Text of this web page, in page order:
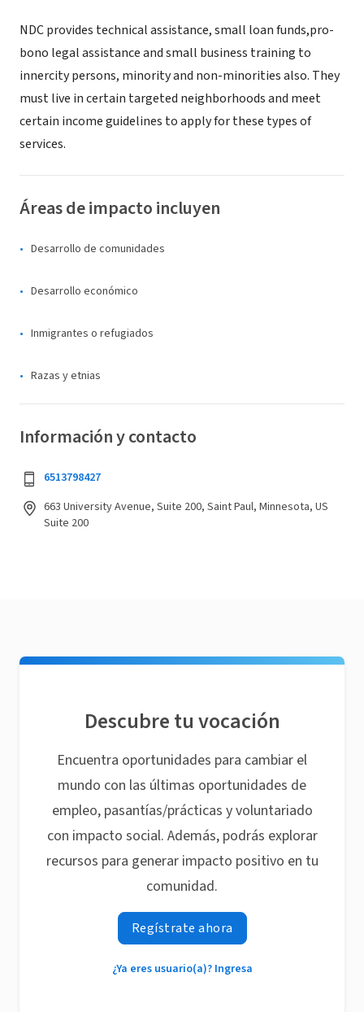
NDC provides technical assistance, small loan funds,pro-
bono legal assistance and small business training to
innercity persons, minority and non-minorities also. They
must live in certain targeted neighborhoods and meet
certain income guidelines to apply for these types of
services.
Áreas de impacto incluyen
Desarrollo de comunidades
Desarrollo económico
Inmigrantes o refugiados
Razas y etnias
Información y contacto
6513798427
663 University Avenue, Suite 200, Saint Paul, Minnesota, US
Suite 200
Descubre tu vocación
Encuentra oportunidades para cambiar el
mundo con las últimas oportunidades de
empleo, pasantías/prácticas y voluntariado
con impacto social. Además, podrás explorar
recursos para generar impacto positivo en tu
comunidad.
Regístrate ahora
¿Ya eres usuario(a)? Ingresa